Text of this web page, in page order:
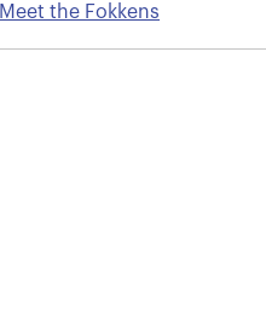
Meet the Fokkens